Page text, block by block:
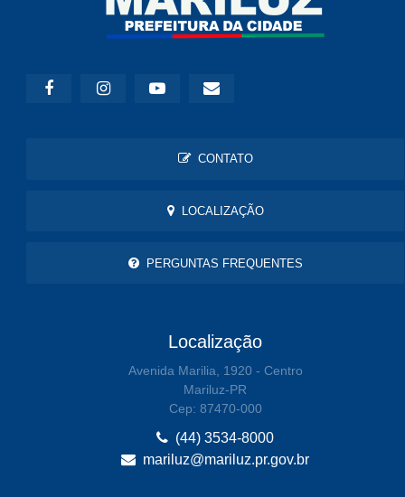
CONTATO
LOCALIZAÇÃO
PERGUNTAS FREQUENTES
Localização
Avenida Marilia, 1920 - Centro
Mariluz-PR
Cep: 87470-000
(44) 3534-8000
mariluz@mariluz.pr.gov.br